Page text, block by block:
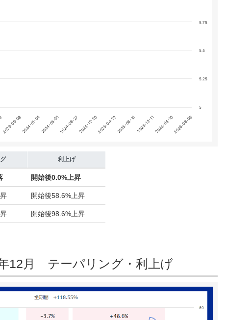
2023-09-082024-01-042024-05-012024-08-27 2024-12-202025-04-222025-08-18 2025-12-112026-04-102026-08-06
5
5.25
5.5
5.75
利上げ
開始後0.0%上昇
開始後58.6%上昇
開始後98.6%上昇
12月 テーパリング・利上げ